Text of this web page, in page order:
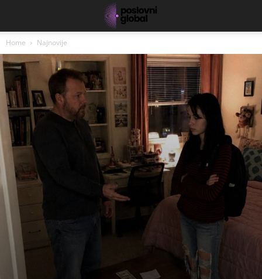
Home Najnovije